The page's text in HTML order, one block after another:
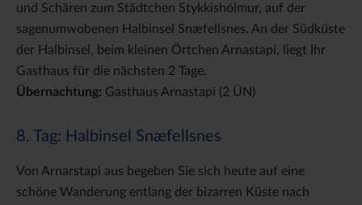
und Schären zum Städtchen Stykkishólmur, auf der
sagenumwobenen Halbinsel Snæfellsnes. An der Südküste
der Halbinsel, beim kleinen Örtchen Arnastapi, liegt Ihr
Gasthaus für die nächsten 2 Tage.
Übernachtung: Gasthaus Arnastapi (2 ÜN)
8. Tag: Halbinsel Snæfellsnes
Von Arnarstapi aus begeben Sie sich heute auf eine
schöne Wanderung entlang der bizarren Küste nach